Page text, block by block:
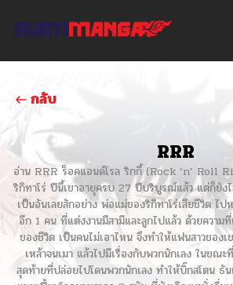
กลับ
RRR
อ่าน RRR ร็อคแอนด์โรล ริกกี้ (Rock ‘n’ Roll
ริกิทาโร่ ปีนี้เขาอายุครบ 27 ปีบริบูรณ์แล้ว แต่ก็ยัง
เป็นอันเลยสักอย่าง พ่อแม่ของริกิทาโร่เสียชีวิต ไป
อีก 1 คน ที่แต่งงานมีสามีและลูกไปแล้ว ด้วยความ
ของชีวิต เป็นคนไม่เอาไหน จึงทำให้แฟนสาวของเ
เหล้าจนเมา แล้วไปมีเรื่องกับพวกนักเลง ในขณ
สุดท้ายที่ปล่อยไปโดนพวกนักเลง ทำให้บิ๊กสโตน ธั